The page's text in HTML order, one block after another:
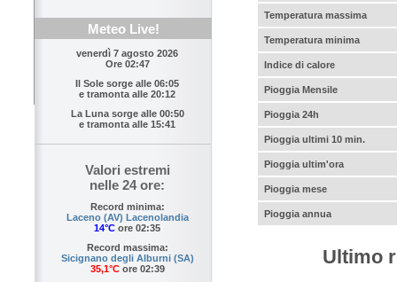
Meteo Live!
venerdì 7 agosto 2026
Ore 02:47
Il Sole sorge alle 06:05
e tramonta alle 20:12
La Luna sorge alle 00:50
e tramonta alle 15:41
Valori estremi
nelle 24 ore:
Record minima:
Laceno (AV) Lacenolandia
14°C ore 02:35
Record massima:
Sicignano degli Alburni (SA)
35,1°Core 02:39
Temperatura massima
Temperatura minima
Indice di calore
Pioggia Mensile
Pioggia 24h
Pioggia ultimi 10 min.
Pioggia ultim'ora
Pioggia mese
Pioggia annua
Ultimo